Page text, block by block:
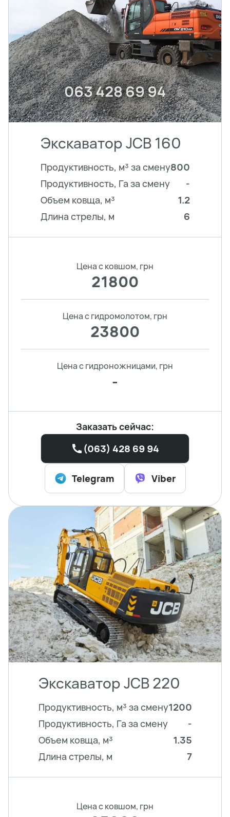
Экскаватор JCB 160
Продуктивность, м³ за смену800
Продуктивность, Га за смену
-
Объем ковща, м³
1.2
Длина стрелы, м
6
Цена с ковшом, грн
21800
Цена с гидромолотом, грн
23800
Цена с гидроножницами, грн
-
Заказать сейчас:
(063) 428 69 94
Telegram Viber
Экскаватор JCB 220
Продуктивность, м³ за смену1200
Продуктивность, Га за смену
-
Объем ковща, м³
1.35
Длина стрелы, м
7
Цена с ковшом, грн